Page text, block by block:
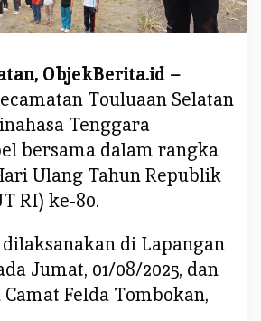
u
t
U
T
k
e
-
0
e
ObjekBerita.id –
Touluaan Selatan
Tenggara
bersama dalam rangka
Ulang Tahun Republik
RI) ke-80.
di Lapangan
Jumat, 01/08/2025, dan
Felda Tombokan,